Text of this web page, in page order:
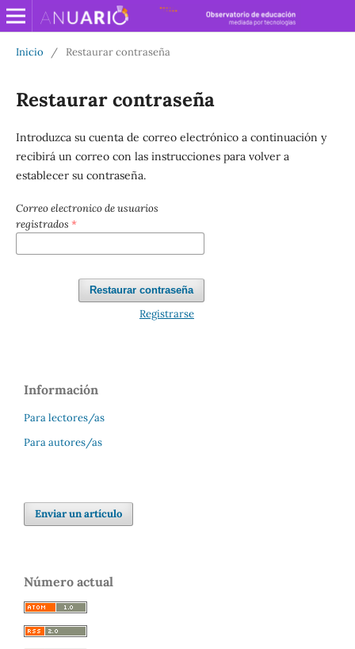
Inicio / Restaurar contraseña
Restaurar contraseña
Introduzca su cuenta de correo electrónico a continuación y
recibirá un correo con las instrucciones para volver a
establecer su contraseña.
Correo electronico de usuarios
registrados *
Restaurar contraseña
Registrarse
Información
Para lectores/as
Para autores/as
Enviar un artículo
Número actual